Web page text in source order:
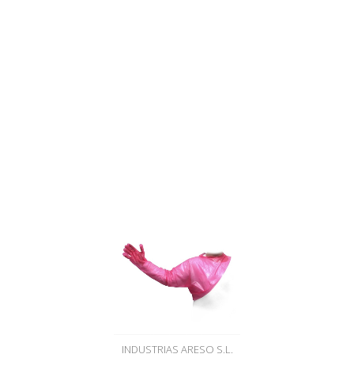
INDUSTRIAS ARESO S.L.